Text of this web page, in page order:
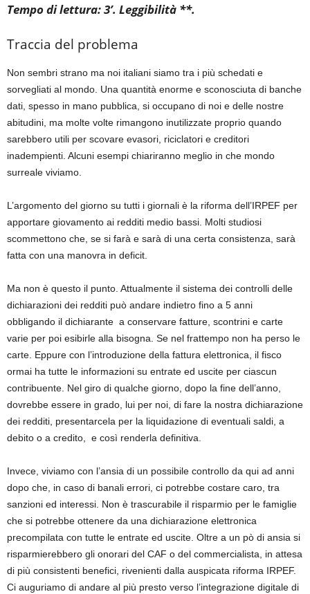
Tempo di lettura: 3’. Leggibilità **.
Traccia del problema
Non sembri strano ma noi italiani siamo tra i più schedati e
sorvegliati al mondo. Una quantità enorme e sconosciuta di banche
dati, spesso in mano pubblica, si occupano di noi e delle nostre
abitudini, ma molte volte rimangono inutilizzate proprio quando
sarebbero utili per scovare evasori, riciclatori e creditori
inadempienti. Alcuni esempi chiariranno meglio in che mondo
surreale viviamo.
L’argomento del giorno su tutti i giornali è la riforma dell’IRPEF per
apportare giovamento ai redditi medio bassi. Molti studiosi
scommettono che, se si farà e sarà di una certa consistenza, sarà
fatta con una manovra in deficit.
Ma non è questo il punto. Attualmente il sistema dei controlli delle
dichiarazioni dei redditi può andare indietro fino a 5 anni
obbligando il dichiarante a conservare fatture, scontrini e carte
varie per poi esibirle alla bisogna. Se nel frattempo non ha perso le
carte. Eppure con l’introduzione della fattura elettronica, il fisco
ormai ha tutte le informazioni su entrate ed uscite per ciascun
contribuente. Nel giro di qualche giorno, dopo la fine dell’anno,
dovrebbe essere in grado, lui per noi, di fare la nostra dichiarazione
dei redditi, presentarcela per la liquidazione di eventuali saldi, a
debito o a credito, e così renderla definitiva.
Invece, viviamo con l’ansia di un possibile controllo da qui ad anni
dopo che, in caso di banali errori, ci potrebbe costare caro, tra
sanzioni ed interessi. Non è trascurabile il risparmio per le famiglie
che si potrebbe ottenere da una dichiarazione elettronica
precompilata con tutte le entrate ed uscite. Oltre a un pò di ansia si
risparmierebbero gli onorari del CAF o del commercialista, in attesa
di più consistenti benefici, rivenienti dalla auspicata riforma IRPEF.
Ci auguriamo di andare al più presto verso l’integrazione digitale di